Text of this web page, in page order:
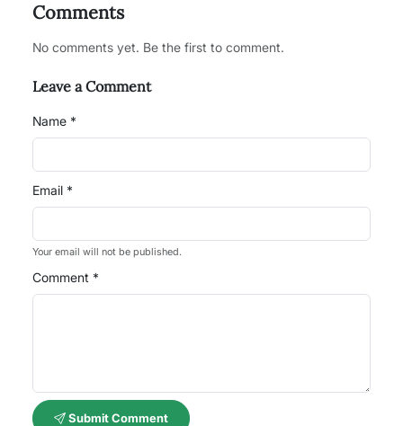
Comments
No comments yet. Be the first to comment.
Leave a Comment
Name *
Email *
Your email will not be published.
Comment *
Submit Comment